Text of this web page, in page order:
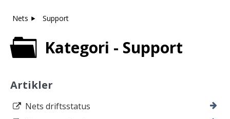
Nets Support
Kategori - Support
Artikler
Nets driftsstatus